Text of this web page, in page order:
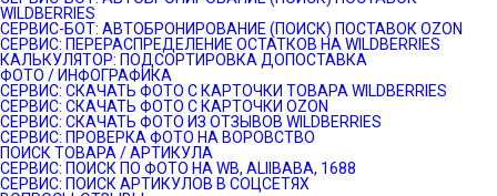
WILDBERRIES
СЕРВИС-БОТ: АВТОБРОНИРОВАНИЕ (ПОИСК) ПОСТАВОК OZON
СЕРВИС: ПЕРЕРАСПРЕДЕЛЕНИЕ ОСТАТКОВ НА WILDBERRIES
КАЛЬКУЛЯТОР: ПОДСОРТИРОВКА ДОПОСТАВКА
ФОТО / ИНФОГРАФИКА
СЕРВИС: СКАЧАТЬ ФОТО С КАРТОЧКИ ТОВАРА WILDBERRIES
СЕРВИС: СКАЧАТЬ ФОТО С КАРТОЧКИ OZON
СЕРВИС: СКАЧАТЬ ФОТО ИЗ ОТЗЫВОВ WILDBERRIES
СЕРВИС: ПРОВЕРКА ФОТО НА ВОРОВСТВО
ПОИСК ТОВАРА / АРТИКУЛА
СЕРВИС: ПОИСК ПО ФОТО НА WB, ALIIBABA, 1688
СЕРВИС: ПОИСК АРТИКУЛОВ В СОЦСЕТЯХ